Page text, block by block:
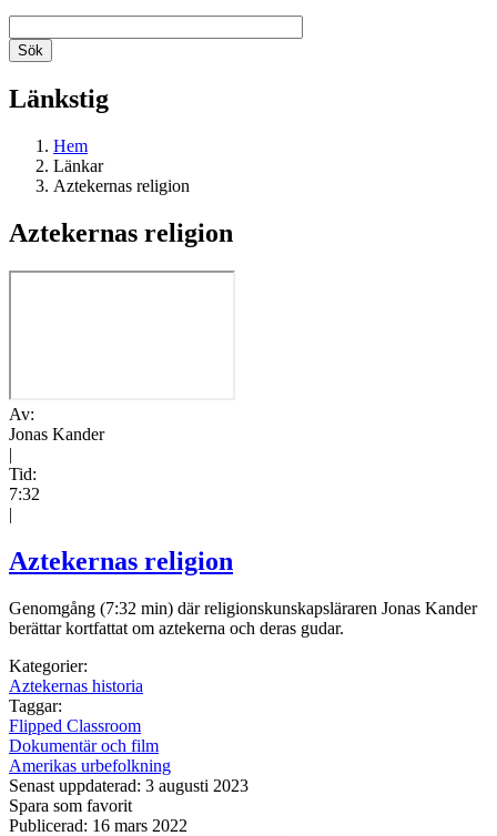
Länkstig
Hem
Länkar
Aztekernas religion
Aztekernas religion
Av:
Jonas Kander
|
Tid:
7:32
|
Aztekernas religion
Genomgång (7:32 min) där religionskunskapsläraren Jonas Kander
berättar kortfattat om aztekerna och deras gudar.
Kategorier:
Aztekernas historia
Taggar:
Flipped Classroom
Dokumentär och film
Amerikas urbefolkning
Senast uppdaterad: 3 augusti 2023
Spara som favorit
Publicerad: 16 mars 2022